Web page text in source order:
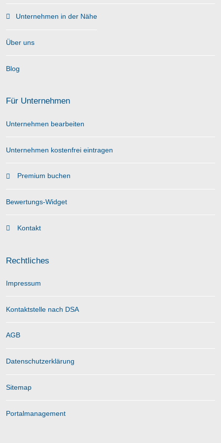
Unternehmen in der Nähe
Über uns
Blog
Für Unternehmen
Unternehmen bearbeiten
Unternehmen kostenfrei eintragen
Premium buchen
Bewertungs-Widget
Kontakt
Rechtliches
Impressum
Kontaktstelle nach DSA
AGB
Datenschutzerklärung
Sitemap
Portalmanagement